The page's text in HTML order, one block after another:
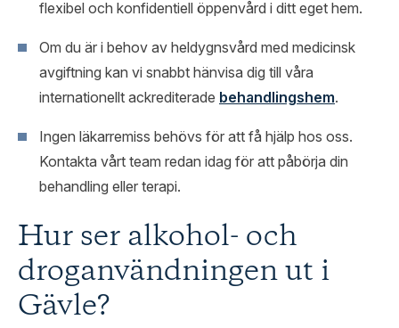
flexibel och konfidentiell öppenvård i ditt eget hem.
Om du är i behov av heldygnsvård med medicinsk
avgiftning kan vi snabbt hänvisa dig till våra
internationellt ackrediterade behandlingshem.
Ingen läkarremiss behövs för att få hjälp hos oss.
Kontakta vårt team redan idag för att påbörja din
behandling eller terapi.
Hur ser alkohol- och
droganvändningen ut i
Gävle?